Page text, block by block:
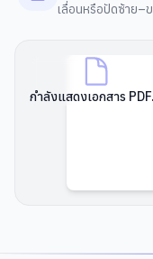
เลื่อนหรือปัดซ้าย–
กำลังแสดงเอกสาร